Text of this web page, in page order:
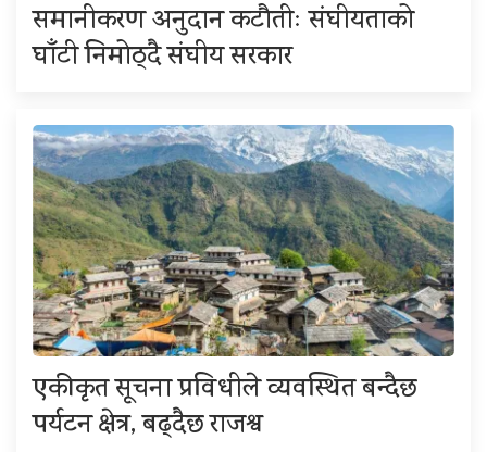
समानीकरण अनुदान कटौतीः संघीयताको
घाँटी निमोठ्दै संघीय सरकार
एकीकृत सूचना प्रविधीले व्यवस्थित बन्दैछ
पर्यटन क्षेत्र, बढ्दैछ राजश्व